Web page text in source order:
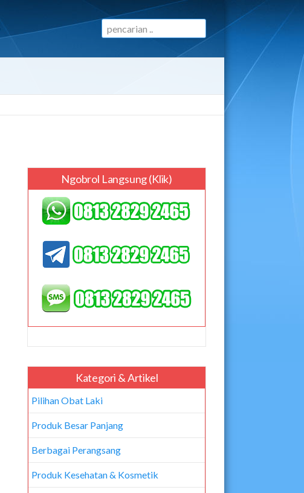
Ngobrol Langsung (klik)
Kategori & Artikel
Pilihan Obat Laki
Produk Besar Panjang
Berbagai Perangsang
Produk Kesehatan & Kosmetik